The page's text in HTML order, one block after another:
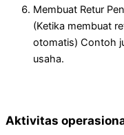
Membuat Retur
(Ketika membuat
otomatis) Contoh
usaha.
Aktivitas